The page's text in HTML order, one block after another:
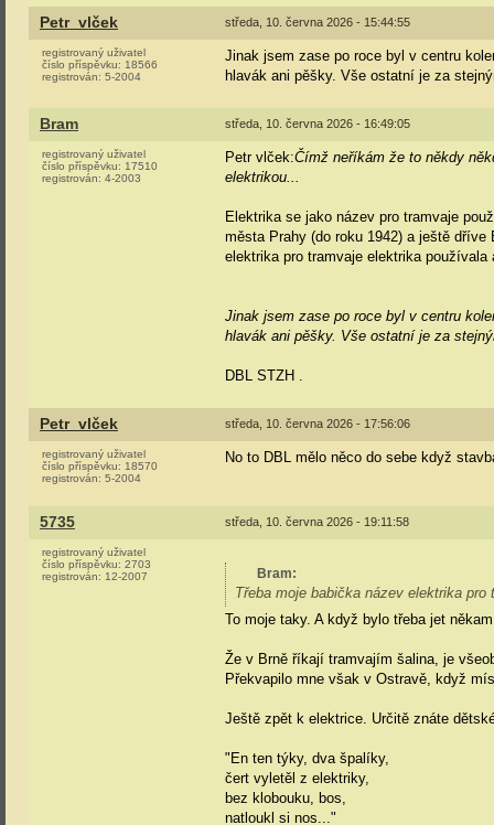
Petr_vlček středa, 10. června 2026 - 15:44:55
registrovaný uživatel
číslo příspěvku: 18566
registrován: 5-2004
Jinak jsem zase po roce byl v centru
hlavák ani pěšky. Vše ostatní je za
Bram středa, 10. června 2026 - 16:49:05
registrovaný uživatel
číslo příspěvku: 17510
registrován: 4-2003
Petr vlček:Čímž neříkám že to někdy
elektrikou...
Elektrika se jako název pro tramvaje
města Prahy (do roku 1942) a ještě
elektrika pro tramvaje elektrika
Jinak jsem zase po roce byl v centru
hlavák ani pěšky. Vše ostatní je za
DBL STZH .
Petr_vlček středa, 10. června 2026 - 17:56:06
registrovaný uživatel
číslo příspěvku: 18570
registrován: 5-2004
No to DBL mělo něco do sebe když
5735 středa, 10. června 2026 - 19:11:58
registrovaný uživatel
číslo příspěvku: 2703
registrován: 12-2007 Bram:
Třeba moje babička název elektrika
To moje taky. A když bylo třeba jet
Že v Brně říkají tramvajím šalina, je
Překvapilo mne však v Ostravě, když
Ještě zpět k elektrice. Určitě znáte
"En ten týky, dva špalíky,
čert vyletěl z elektriky,
bez klobouku, bos,
natloukl si nos..."